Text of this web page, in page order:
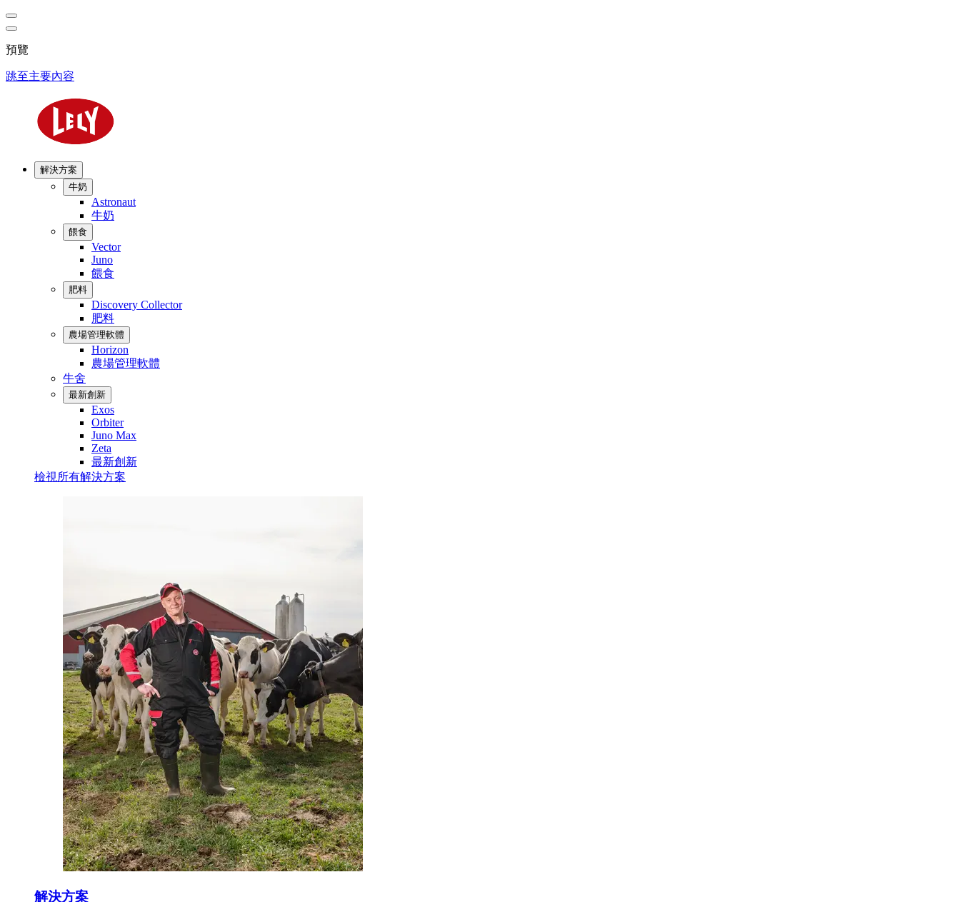
預覽
跳至主要內容
解決方案
牛奶
Astronaut
牛奶
餵食
Vector
Juno
餵食
肥料
Discovery Collector
肥料
農場管理軟體
Horizon
農場管理軟體
牛舍
最新創新
Exos
Orbiter
Juno Max
Zeta
最新創新
檢視所有解決方案
解決方案